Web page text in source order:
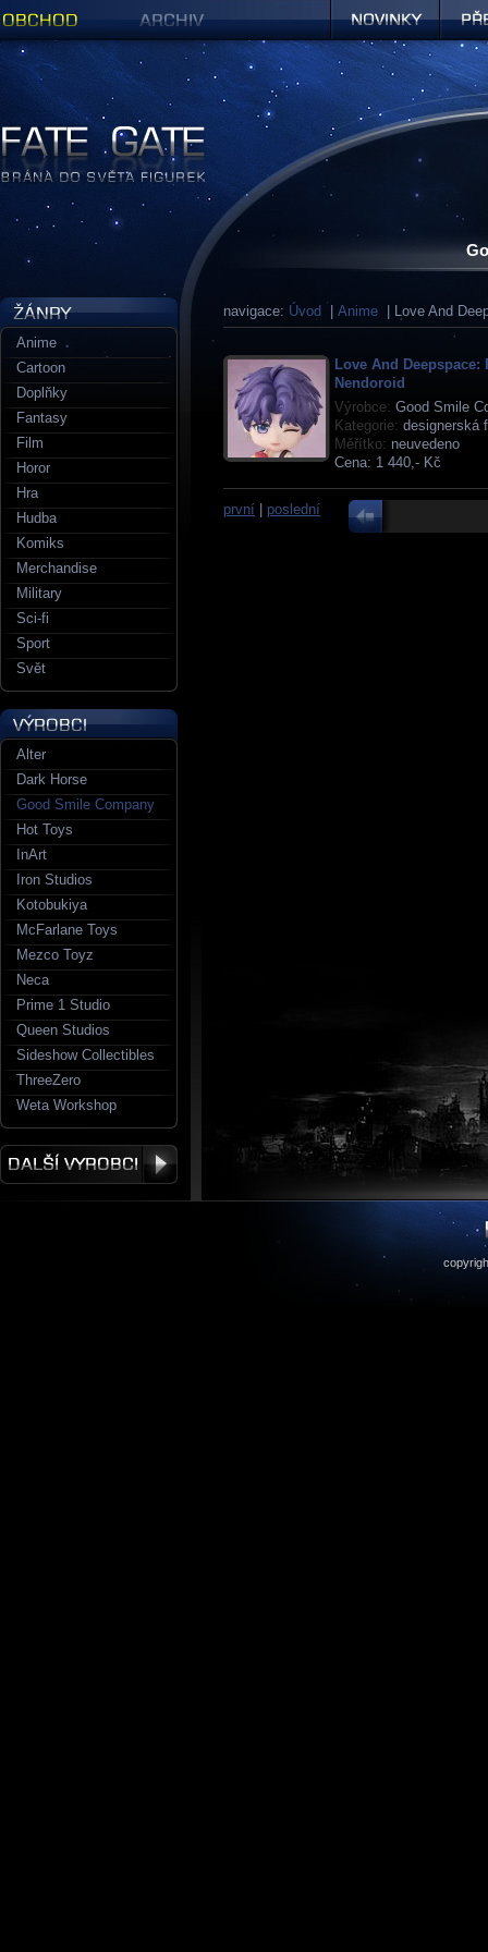
navigace: Úvod Anime | Love And
Love And Deepspace:
Nendoroid
Výrobce: Good Smile
Kategorie: designerská
Měřítko: neuvedeno
Cena: 1 440,- Kč
první poslední
Anime
Cartoon
Doplňky
Fantasy
Film
Horor
Hra
Hudba
Komiks
Merchandise
Military
Sci-fi
Sport
Svět
Alter
Dark Horse
Good Smile Company
Hot Toys
InArt
Iron Studios
Kotobukiya
McFarlane Toys
Mezco Toyz
Neca
Prime 1 Studio
Queen Studios
Sideshow Collectibles
ThreeZero
Weta Workshop
Figurky a sošky | Fate Gate